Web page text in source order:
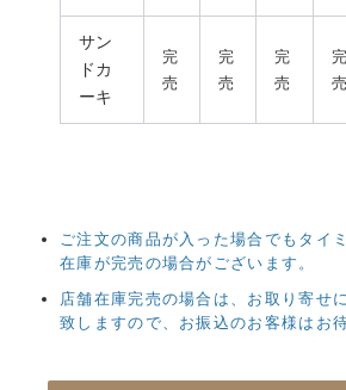
サン
ドカ
ーキ
完
売
完
売
完
売
完
売
ご注文の商品が入った場合でもタイ
在庫が完売の場合がございます。
店舗在庫完売の場合は、お取り寄せ
致しますので、お振込のお客様はお